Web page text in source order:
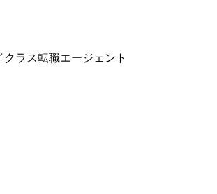
クラス転職エージェント